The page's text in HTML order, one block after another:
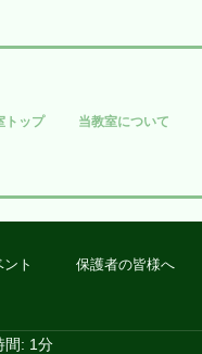
トップ 当教室について
ント 保護者の皆様へ
間: 1分